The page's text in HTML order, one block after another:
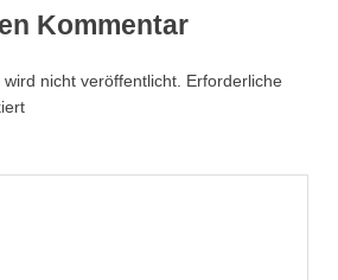
Kommentar
nicht veröffentlicht. Erforderliche